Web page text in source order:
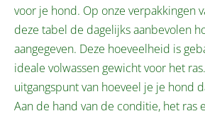
voor je hond. Op onze verpakkingen
deze tabel de dagelijks aanbevolen
aangegeven. Deze hoeveelheid is
ideale volwassen gewicht voor het
uitgangspunt van hoeveel je je hond
Aan de hand van de conditie, het ras